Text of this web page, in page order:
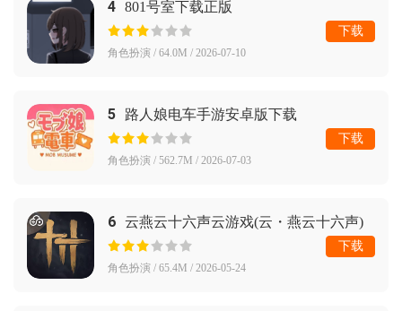
4 801号室下载正版
角色扮演 / 64.0M / 2026-07-10
下载
5 路人娘电车手游安卓版下载
角色扮演 / 562.7M / 2026-07-03
下载
6 云燕云十六声云游戏(云・燕云十六声)
角色扮演 / 65.4M / 2026-05-24
下载